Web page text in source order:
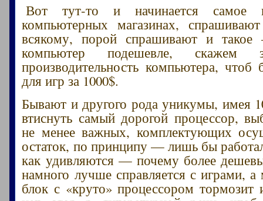
Вот тут-то и начинается самое
компьютерных магазинах,
всякому, порой спрашивают и такое
компьютер подешевле,
производительность компьютера,
для игр за 1000$.
Бывают и другого рода уникумы, имея
втиснуть самый дорогой процессор,
не менее важных, комплектующих
остаток, по принципу — лишь бы
как удивляются — почему более
намного лучше справляется с играми,
блок с «круто» процессором тормозит